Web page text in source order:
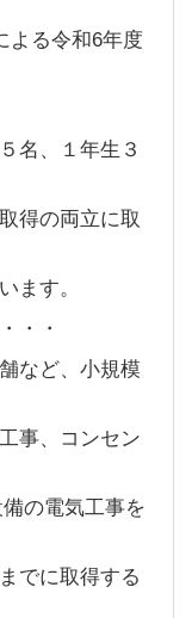
よる令和6年度
名、１年生３
得の両立に取
ます。
・・
など、小規模
事、コンセン
の電気工事を
でに取得する